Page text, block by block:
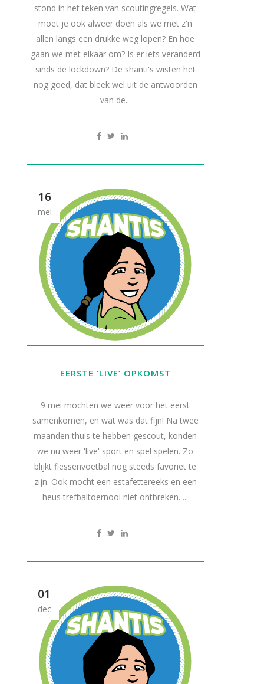
stond in het teken van scoutingregels. Wat
moet je ook alweer doen als we met z'n
allen langs een drukke weg lopen? En hoe
gaan we met elkaar om? Is er iets veranderd
sinds de lockdown? De shanti's wisten het
nog goed, dat bleek wel uit de antwoorden
van de...
16
mei
EERSTE ‘LIVE’ OPKOMST
9 mei mochten we weer voor het eerst
samenkomen, en wat was dat fijn! Na twee
maanden thuis te hebben gescout, konden
we nu weer 'live' sport en spel spelen. Zo
blijkt flessenvoetbal nog steeds favoriet te
zijn. Ook mocht een estafettereeks en een
heus trefbaltoernooi niet ontbreken. ...
01
dec